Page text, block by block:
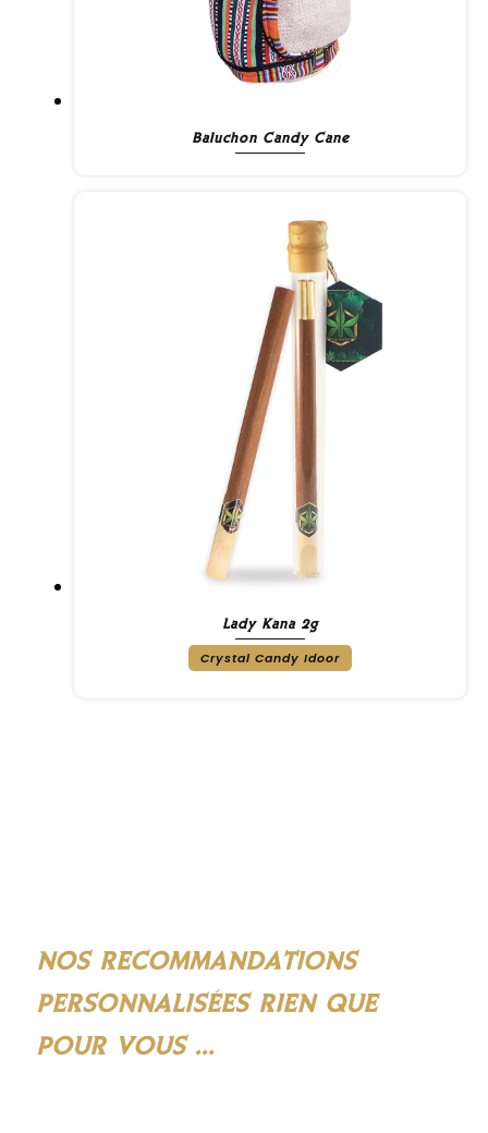
Baluchon Candy Cane
Lady Kana 2g
Crystal Candy Idoor
NOS RECOMMANDATIONS
PERSONNALISÉES RIEN QUE
POUR VOUS ...